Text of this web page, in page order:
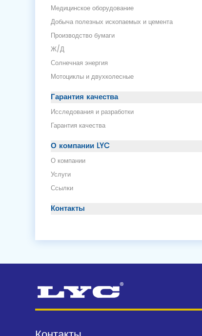
Медицинское оборудование
Добыча полезных ископаемых и цемента
Производство бумаги
Ж/Д
Солнечная энергия
Мотоциклы и двухколесные
Гарантия качества
Исследования и разработки
Гарантия качества
О компании LYC
О компании
Услуги
Ссылки
Контакты